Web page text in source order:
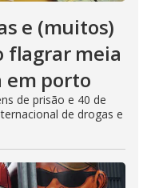
e (muitos)
flagrar meia
em porto
de prisão e 40 de
de drogas e